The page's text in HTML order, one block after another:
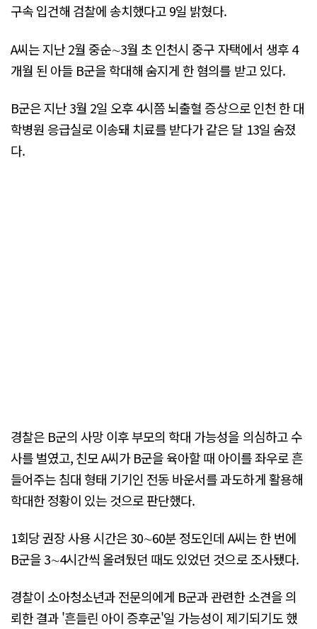
구속 입건해 검찰에 송치했다고 9일 밝혔다.
A씨는 지난 2월 중순∼3월 초 인천시 중구 자택에서 생후 4
개월 된 아들 B군을 학대해 숨지게 한 혐의를 받고 있다.
B군은 지난 3월 2일 오후 4시쯤 뇌출혈 증상으로 인천 한 대
학병원 응급실로 이송돼 치료를 받다가 같은 달 13일 숨졌
다.
경찰은 B군의 사망 이후 부모의 학대 가능성을 의심하고 수
사를 벌였고, 친모 A씨가 B군을 육아할 때 아이를 좌우로 흔
들어주는 침대 형태 기기인 전동 바운서를 과도하게 활용해
학대한 정황이 있는 것으로 판단했다.
1회당 권장 사용 시간은 30∼60분 정도인데 A씨는 한 번에
B군을 3∼4시간씩 올려뒀던 때도 있었던 것으로 조사됐다.
경찰이 소아청소년과 전문의에게 B군과 관련한 소견을 의
뢰한 결과 '흔들린 아이 증후군'일 가능성이 제기되기도 했